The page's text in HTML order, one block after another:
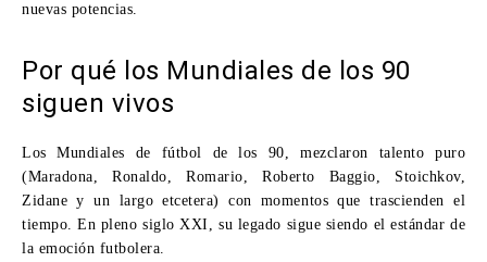
nuevas potencias.
Por qué los Mundiales de los 90
siguen vivos
LosMundiales de fútbol de los 90, mezclaron talento puro
(Maradona, Ronaldo, Romario, Roberto Baggio, Stoichkov,
Zidane y un largo etcetera) con momentos que trascienden el
tiempo. En pleno siglo XXI, su legado sigue siendo el estándar de
la emoción futbolera.